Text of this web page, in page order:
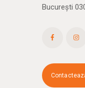
București